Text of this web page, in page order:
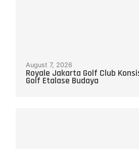
August 7, 2026
Royale Jakarta Golf Club
Golf Etalase Budaya